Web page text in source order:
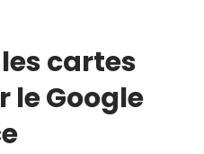
cartes
le Google